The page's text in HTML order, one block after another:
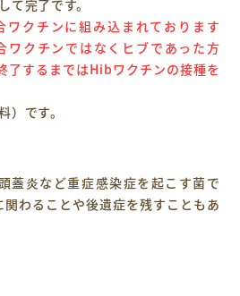
て完了です。
クチンに組み込まれております
ワクチンではなくヒブであった方
了するまではHibワクチンの接種を
）です。
蓋炎など重症感染症を起こす菌で
わることや後遺症を残すこともあ